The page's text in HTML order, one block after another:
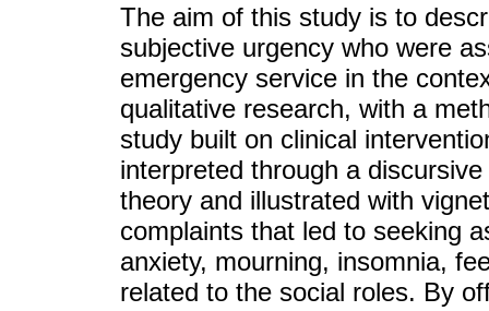
The aim of this study is to
subjective urgency who were
emergency service in the
qualitative research, with a
study built on clinical
interpreted through a
theory and illustrated with
complaints that led to seeking
anxiety, mourning, insomnia,
related to the social roles. By